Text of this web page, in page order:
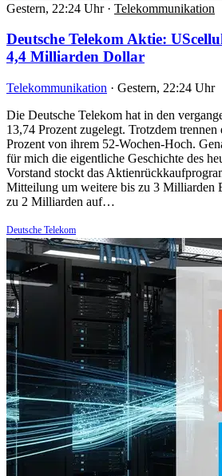
Gestern, 22:24 Uhr · Telekommunikation
Deutsche Telekom Aktie:
4,4 Milliarden Dollar
Telekommunikation · Gestern, 22:24 Uhr
Die Deutsche Telekom hat in den
13,74 Prozent zugelegt. Trotzdem
Prozent von ihrem 52-Wochen-Hoch.
für mich die eigentliche Geschichte des
Vorstand stockt das
Mitteilung um weitere bis zu 3 Milliarden
zu 2 Milliarden auf…
Deutsche Telekom